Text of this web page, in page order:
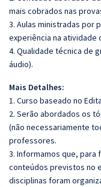
mais cobrados nas
3. Aulas ministradas por
experiência na atividade
4. Qualidade técnica de
áudio).
Mais Detalhes:
1. Curso baseado no
2. Serão abordados os
(não necessariamente
professores.
3. Informamos que, para
conteúdos previstos no
disciplinas foram